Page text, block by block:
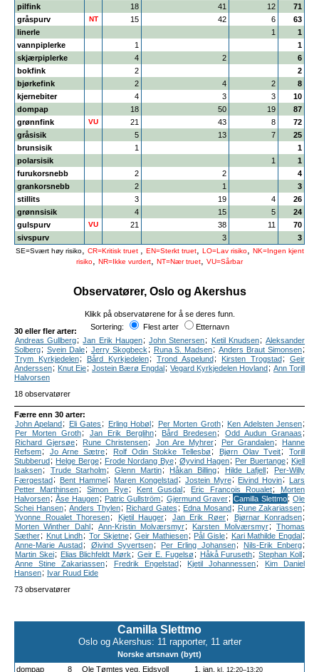
pilfink
18 41 12
71
gråspurv
NT 15 42 6
63
linerle
1
1
vannpiplerke
1
1
skjærpiplerke
4 2
6
bokfink
2
2
bjørkefink
2 4 2
8
kjernebiter
4 3 3
10
dompap
18 50 19
87
grønnfink
VU 21 43 8
72
gråsisik
5 13 7
25
brunsisik
1
1
polarsisik
1
1
furukorsnebb
2 2
4
grankorsnebb
2 1
3
stillits
3 19 4
26
grønnsisik
4 15 5
24
gulspurv
VU 21 38 11
70
sivspurv
3 3
SE=Svært høy risiko, CR=Kritisk truet , EN=Sterkt truet, LO=Lav risiko, NK=Ingen kjent
risiko, NR=Ikke vurdert, NT=Nær truet, VU=Sårbar
Observatører, Oslo og Akershus
Klikk på observatørene for å se deres funn.
Sortering:
Flest arter Etternavn
30 eller fler arter:
Andreas Gullberg; Jan Erik Haugen; John Stenersen; Ketil Knudsen; Aleksander
Solberg; Svein Dale; Jerry Skogbeck ; Runa S. Madsen; Anders Braut Simonsen;
Trym Kyrkjedelen ; Bård Kyrkjedelen ; Trond Aspelund ; Kirsten Trogstad ; Geir
Anderssen; Knut Eie; Jostein Bærø Engdal; Vegard Kyrkjedelen Hovland; Ann Torill
Halvorsen
18 observatører
Færre enn 30 arter:
John Apeland ; Eli Gates ; Erling Hobøl ; Per Morten Groth; Ken Adelsten Jensen;
Per Morten Groth; Jan Erik Berglihn ; Bård Bredesen; Odd Audun Granaas ;
Richard Gjersøe; Rune Christensen; Jon Are Myhrer; Per Grandalen;
Hanne
Refsem; Jo Arne Sætre; Rolf Odin Stokke Tellesbø ; Bjørn Olav Tveit; Torill
Stubberud ; Helge Berge; Frode Nordang Bye ; Øyvind Hagen; Per Buertange; Kjell
Isaksen; Trude Starholm; Glenn Martin; Håkan Billing; Hilde Lafjell ;
Per-Willy
Færgestad; Bent Hammel ; Maren Kongelstad; Jostein Myre; Eivind Hovin;
Lars
Petter Marthinsen; Simon Rye; Kent Gusdal; Eric Francois Roualet;
Morten
Halvorsen; Åse Haugen; Patric Gullström; Gjermund Graver; Camilla Slettmo; Ole
Schei Hansen ; Anders Thylen; Richard Gates ; Edna Mosand; Rune Zakariassen;
Yvonne Roualet Thoresen; Kjetil Hauger; Jan Erik Røer; Bjørnar Konradsen;
Morten Winther Dahl ; Ann-Kristin Molværsmyr; Karsten Molværsmyr; Thomas
Sæther; Knut Lindh; Tor Skjetne ; Geir Mathiesen; Pål Gisle; Kari Mathilde Engdal;
Anne-Marie Austad; Øivind Syvertsen; Per Erling Johansen ; Nils-Erik Enberg;
Martin Skei; Elias Blichfeldt Mørk ; Geir E. Fugelsø ; Håkå Furuseth; Stephan Koll;
Anne Stine Zakariassen; Fredrik Engelstad ; Kjetil Johannessen;
Kim Daniel
Hansen; Ivar Ruud Eide
73 observatører
Camilla Slettmo
Oslo og Akershus: 11 rapporter, 11 arter
Norske artsnavn (bytt)
dompap
8 Ole Tømtes veg, Eidsvoll 1. jan. kl. 12:20–13:20